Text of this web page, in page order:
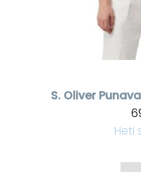
S. Oliver
Heti